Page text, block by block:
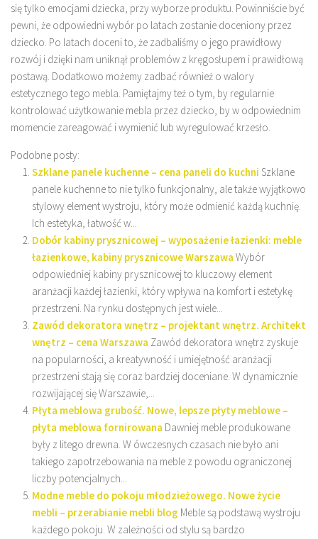
się tylko emocjami dziecka, przy wyborze produktu. Powinniście być
pewni, że odpowiedni wybór po latach zostanie doceniony przez
dziecko. Po latach doceni to, że zadbaliśmy o jego prawidłowy
rozwój i dzięki nam uniknął problemów z kręgosłupem i prawidłową
postawą. Dodatkowo możemy zadbać również o walory
estetycznego tego mebla. Pamiętajmy też o tym, by regularnie
kontrolować użytkowanie mebla przez dziecko, by w odpowiednim
momencie zareagować i wymienić lub wyregulować krzesło.
Podobne posty:
Szklane panele kuchenne – cena paneli do kuchni Szklane
panele kuchenne to nie tylko funkcjonalny, ale także wyjątkowo
stylowy element wystroju, który może odmienić każdą kuchnię.
Ich estetyka, łatwość w...
Dobór kabiny prysznicowej – wyposażenie łazienki: meble
łazienkowe, kabiny prysznicowe Warszawa Wybór
odpowiedniej kabiny prysznicowej to kluczowy element
aranżacji każdej łazienki, który wpływa na komfort i estetykę
przestrzeni. Na rynku dostępnych jest wiele...
Zawód dekoratora wnętrz – projektant wnętrz. Architekt
wnętrz – cena Warszawa Zawód dekoratora wnętrz zyskuje
na popularności, a kreatywność i umiejętność aranżacji
przestrzeni stają się coraz bardziej doceniane. W dynamicznie
rozwijającej się Warszawie,...
Płyta meblowa grubość. Nowe, lepsze płyty meblowe –
płyta meblowa fornirowana Dawniej meble produkowane
były z litego drewna. W ówczesnych czasach nie było ani
takiego zapotrzebowania na meble z powodu ograniczonej
liczby potencjalnych...
Modne meble do pokoju młodzieżowego. Nowe życie
mebli – przerabianie mebli blog Meble są podstawą wystroju
każdego pokoju. W zależności od stylu są bardzo